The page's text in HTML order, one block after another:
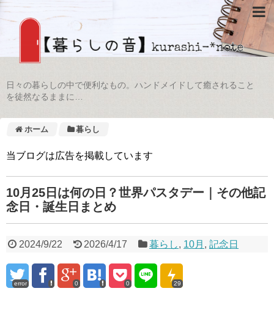
日々の暮らしの中で便利なもの。ハンドメイドして癒されること
を徒然なるままに…
ホーム 暮らし
当ブログは広告を掲載しています
10月25日は何の日？世界パスタデー｜その他記
念日・誕生日まとめ
2024/9/22 2026/4/17 暮らし, 10月 ,記念日
error 0 0 29